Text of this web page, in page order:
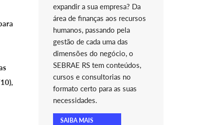
expandir a sua empresa? Da
área de finanças aos recursos
humanos, passando pela
gestão de cada uma das
dimensões do negócio, o
SEBRAE RS tem conteúdos,
cursos e consultorias no
formato certo para as suas
necessidades.
SAIBA MAIS